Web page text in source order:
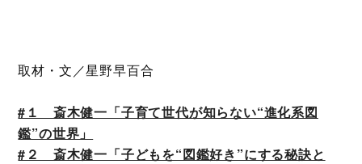
取材・文／星野早百合
#１ 斎木健一「子育て世代が知らない“進化系図
鑑”の世界」
#２ 斎木健一「子どもを“図鑑好き”にする秘訣と